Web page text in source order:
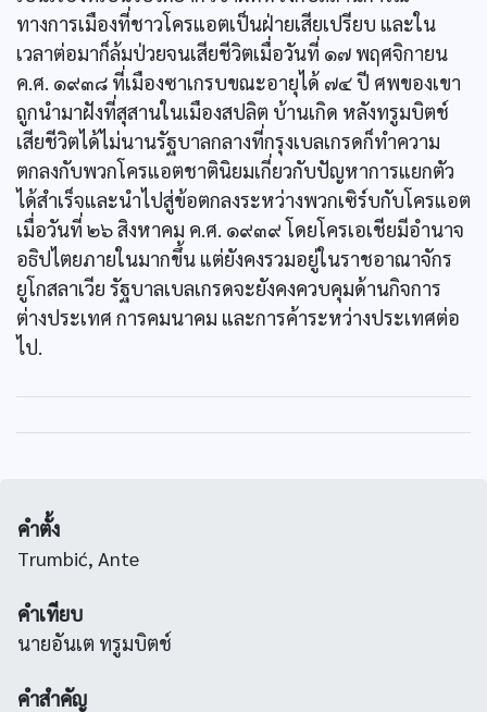
ทางการเมืองที่ชาวโครแอตเป็นฝ่ายเสียเปรียบ และใน
เวลาต่อมาก็ล้มป่วยจนเสียชีวิตเมื่อวันที่ ๑๗ พฤศจิกายน
ค.ศ. ๑๙๓๘ ที่เมืองซาเกรบขณะอายุได้ ๗๔ ปี ศพของเขา
ถูกนำมาฝังที่สุสานในเมืองสปลิต บ้านเกิด หลังทรูมบิตช์
เสียชีวิตได้ไม่นานรัฐบาลกลางที่กรุงเบลเกรดก็ทำความ
ตกลงกับพวกโครแอตชาตินิยมเกี่ยวกับปัญหาการแยกตัว
ได้สำเร็จและนำไปสู่ข้อตกลงระหว่างพวกเซิร์บกับโครแอต
เมื่อวันที่ ๒๖ สิงหาคม ค.ศ. ๑๙๓๙ โดยโครเอเชียมีอำนาจ
อธิปไตยภายในมากขึ้น แต่ยังคงรวมอยู่ในราชอาณาจักร
ยูโกสลาเวีย รัฐบาลเบลเกรดจะยังคงควบคุมด้านกิจการ
ต่างประเทศ การคมนาคม และการค้าระหว่างประเทศต่อ
ไป.
คำตั้ง
Trumbić, Ante
คำเทียบ
นายอันเต ทรูมบิตช์
คำสำคัญ